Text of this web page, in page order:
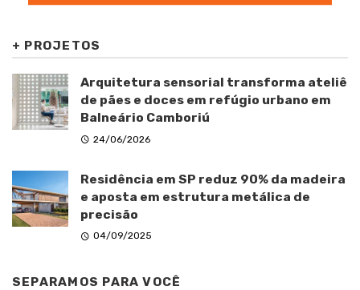
+ PROJETOS
Arquitetura sensorial transforma ateliê
de pães e doces em refúgio urbano em
Balneário Camboriú
24/06/2026
Residência em SP reduz 90% da madeira
e aposta em estrutura metálica de
precisão
04/09/2025
SEPARAMOS PARA VOCÊ